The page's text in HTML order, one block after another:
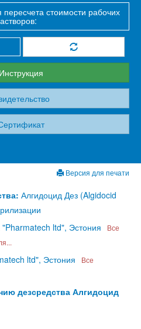
стоимости рабочих
Инструкция
Версия для печати
Алгидоцид Дез (Algidocid
ltd", Эстония
Все
ltd", Эстония
Все
дезсредства Алгидоцид